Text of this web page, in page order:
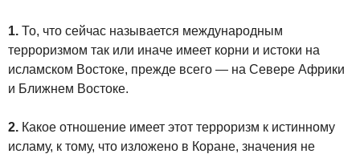
1. То, что сейчас называется международным
терроризмом так или иначе имеет корни и истоки на
исламском Востоке, прежде всего — на Севере Африки
и Ближнем Востоке.
2. Какое отношение имеет этот терроризм к истинному
исламу, к тому, что изложено в Коране, значения не